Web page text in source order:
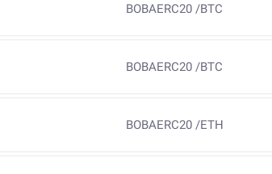
BOBAERC20 /BTC
BOBAERC20 /BTC
BOBAERC20 /ETH